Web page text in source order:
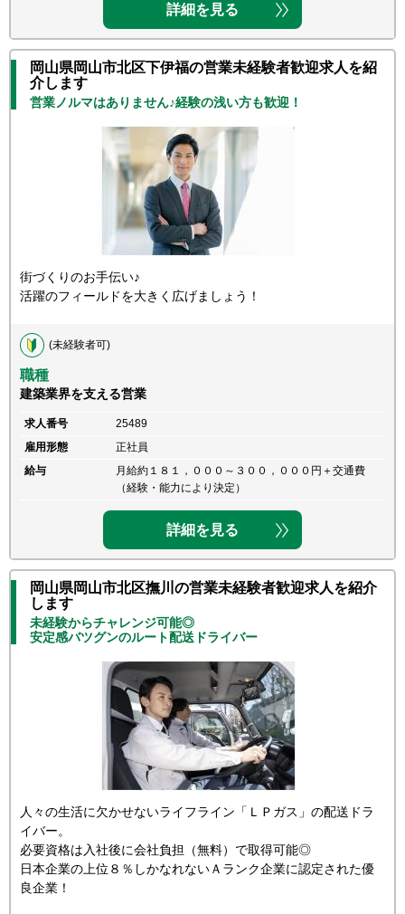
詳細を見る
岡山県岡山市北区下伊福の営業未経験者歓迎求人を紹
介します
営業ノルマはありません♪経験の浅い方も歓迎！
街づくりのお手伝い♪
活躍のフィールドを大きく広げましょう！
(未経験者可)
職種
建築業界を支える営業
求人番号
25489
雇用形態
正社員
給与
月給約１８１，０００～３００，０００円＋交通費
（経験・能力により決定）
詳細を見る
岡山県岡山市北区撫川の営業未経験者歓迎求人を紹介
します
未経験からチャレンジ可能◎
安定感バツグンのルート配送ドライバー
人々の生活に欠かせないライフライン「ＬＰガス」の配送ドラ
イバー。
必要資格は入社後に会社負担（無料）で取得可能◎
日本企業の上位８％しかなれないＡランク企業に認定された優
良企業！